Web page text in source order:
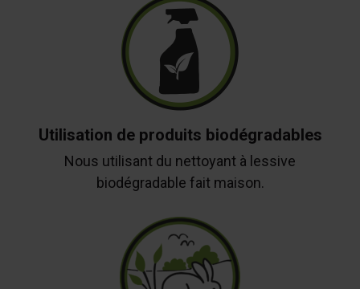
Utilisation de produits biodégradables
Nous utilisant du nettoyant à lessive
biodégradable fait maison.